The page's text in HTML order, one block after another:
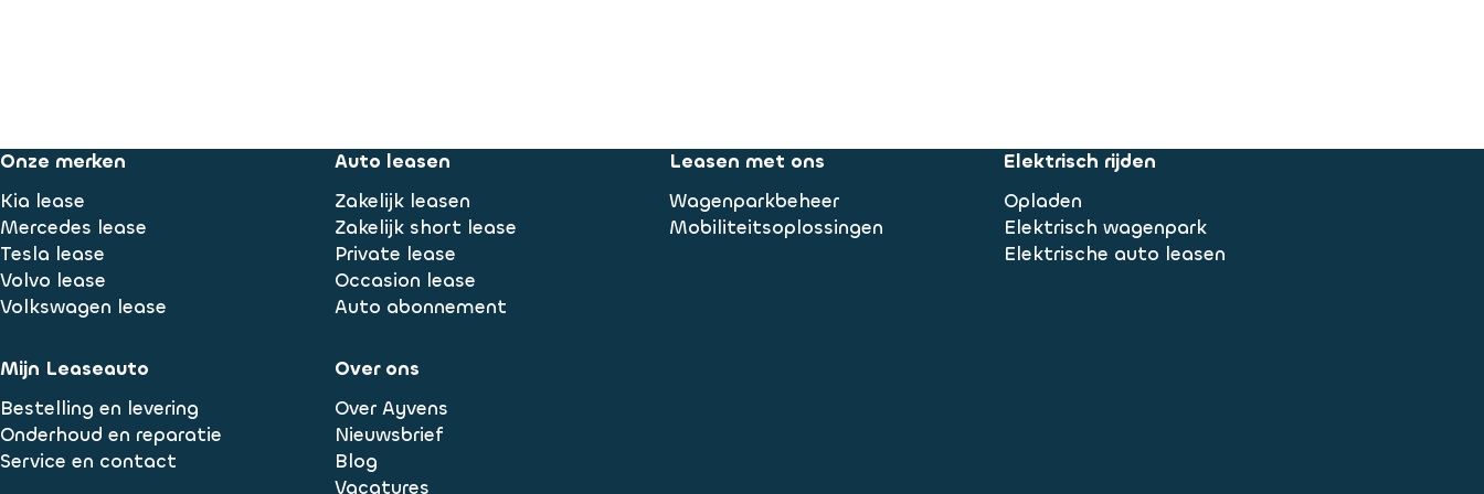
Onze merken
Kia lease
Mercedes lease
Tesla lease
Volvo lease
Volkswagen lease
Auto leasen
Zakelijk leasen
Zakelijk short lease
Private lease
Occasion lease
Auto abonnement
Leasen met ons
Wagenparkbeheer
Mobiliteitsoplossingen
Elektrisch rijden
Opladen
Elektrisch wagenpark
Elektrische auto leasen
Mijn Leaseauto
Bestelling en levering
Onderhoud en reparatie
Service en contact
Over ons
Over Ayvens
Nieuwsbrief
Blog
Vacatures